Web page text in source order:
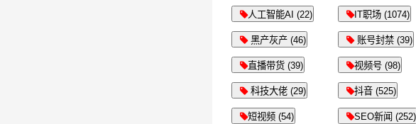
人工智能AI (22) IT职场 (1074)
黑产灰产 (46) 账号封禁 (39)
直播带货 (39) 视频号 (98)
科技大佬 (29) 抖音 (525)
短视频 (54) SEO新闻 (252)